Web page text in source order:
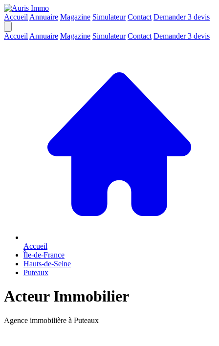
Accueil Annuaire Magazine Simulateur Contact Demander 3 devis
Accueil Annuaire Magazine Simulateur Contact Demander 3 devis
Accueil
Île-de-France
Hauts-de-Seine
Puteaux
Acteur Immobilier
Agence immobilière à Puteaux